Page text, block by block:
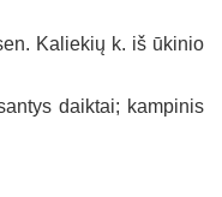
Kaliekių k. iš ūkinio
daiktai; kampinis